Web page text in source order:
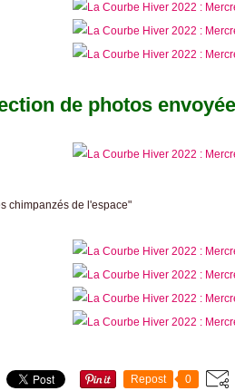
de photos
chimpanzés de l'espace"
Repost 0